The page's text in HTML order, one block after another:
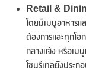
Retail &
โดยมีเมนูอาหาร
ต้องการและทุกโอ
กลางแจ้ง หรือเ
โซนรีเทลยังประ